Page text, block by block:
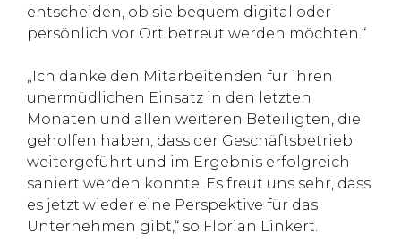
entscheiden, ob sie bequem digital oder
persönlich vor Ort betreut werden möchten.“
„Ich danke den Mitarbeitenden für ihren
unermüdlichen Einsatz in den letzten
Monaten und allen weiteren Beteiligten, die
geholfen haben, dass der Geschäftsbetrieb
weitergeführt und im Ergebnis erfolgreich
saniert werden konnte. Es freut uns sehr, dass
es jetzt wieder eine Perspektive für das
Unternehmen gibt,“ so Florian Linkert.